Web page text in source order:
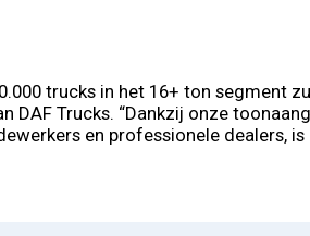
trucks in het 16+ ton segment
DAF Trucks. “Dankzij onze
en professionele dealers, is